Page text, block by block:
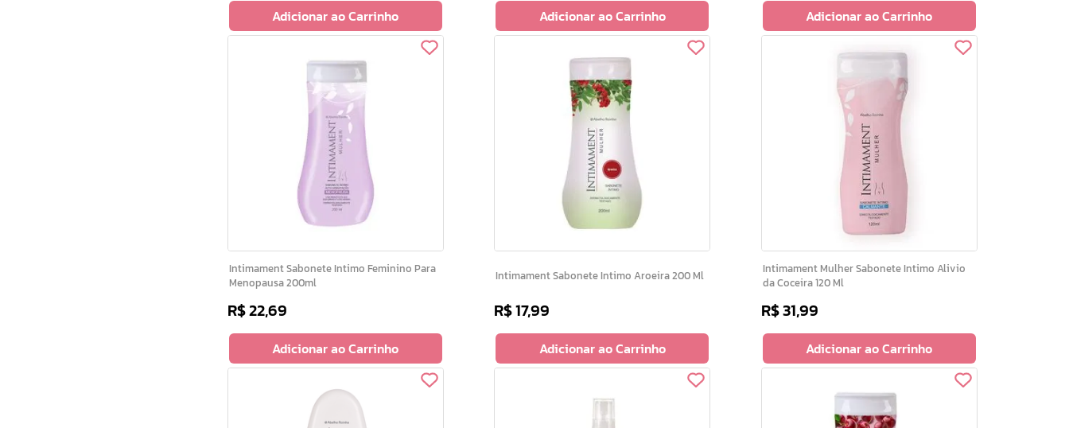
Adicionar ao Carrinho Adicionar ao Carrinho Adicionar ao Carrinho
Intimament Sabonete Intimo Feminino Para
Menopausa 200ml
R$22,69
Adicionar ao Carrinho
Intimament Sabonete Intimo Aroeira 200 Ml
R$17,99
Adicionar ao Carrinho
Intimament Mulher Sabonete Intimo Alivio
da Coceira 120 Ml
R$31,99
Adicionar ao Carrinho